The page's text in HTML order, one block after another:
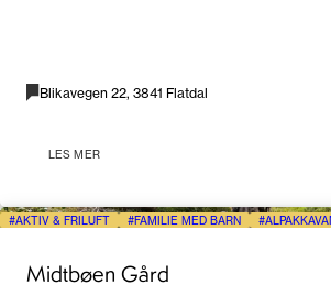
Blikavegen 22, 3841 Flatdal
LES MER
AKTIV & FRILUFT FAMILIE MED BARN
Midtbøen Gård